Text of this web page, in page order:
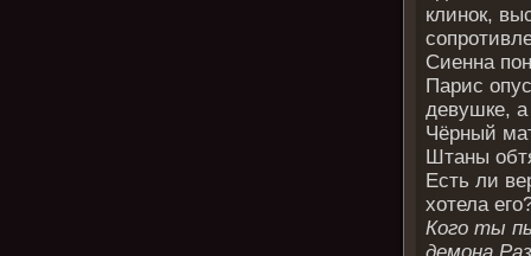
клинок,
Сиенна
Парис
девушке,
Чёрный
Штаны
Есть ли
хотела
Кого ты
демона